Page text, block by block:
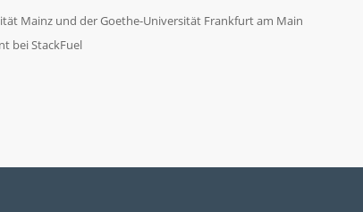
Mainz und der Goethe-Universität Frankfurt am Main
bei StackFuel